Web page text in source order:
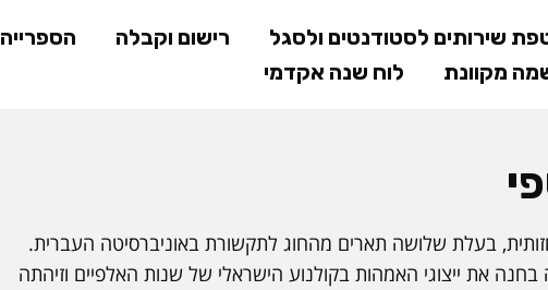
לתוכן
המרכזי
שירותים לסטודנטים ולסגל רישום וקבלה
הספרייה
מקוונת
לוח שנה אקדמי
בעלת שלושה תארים מהחוג לתקשורת באוניברסיטה העברית.
את ייצוגי האמהות בקולנוע הישראלי של שנות האלפיים וזיהתה